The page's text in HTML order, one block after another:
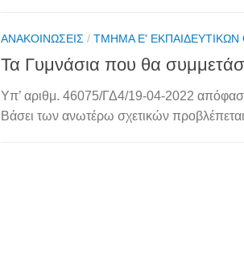
ΑΝΑΚΟΙΝΏΣΕΙΣ / ΤΜΉΜΑ Ε'
Τα Γυμνάσια που θα
Υπ’ αριθμ. 46075/ΓΔ4/19-04-2022
Βάσει των ανωτέρω σχετικών